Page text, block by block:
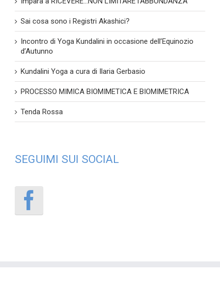
Sai cosa sono i Registri Akashici?
Incontro di Yoga Kundalini in occasione dell’Equinozio
d’Autunno
Kundalini Yoga a cura di Ilaria Gerbasio
PROCESSO MIMICA BIOMIMETICA E BIOMIMETRICA
Tenda Rossa
SEGUIMI SUI SOCIAL